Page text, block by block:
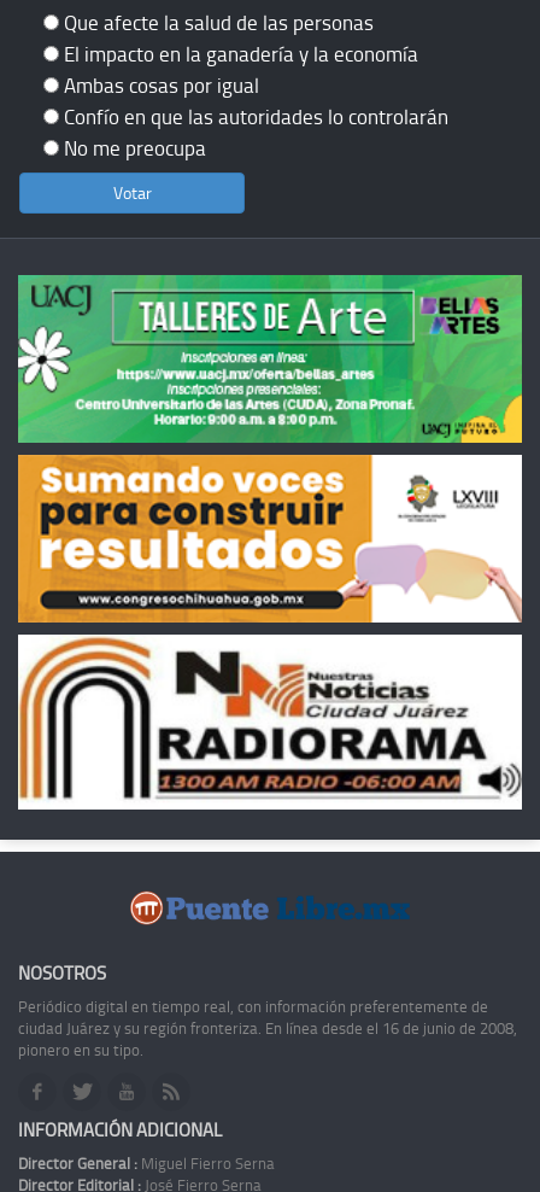
Que afecte la salud de las personas
El impacto en la ganadería y la economía
Ambas cosas por igual
Confío en que las autoridades lo controlarán
No me preocupa
NOSOTROS
Periódico digital en tiempo real, con información preferentemente de
ciudad Juárez y su región fronteriza. En línea desde el 16 de junio de 2008,
pionero en su tipo.
INFORMACIÓN ADICIONAL
Director General : Miguel Fierro Serna
Director Editorial : José Fierro Serna